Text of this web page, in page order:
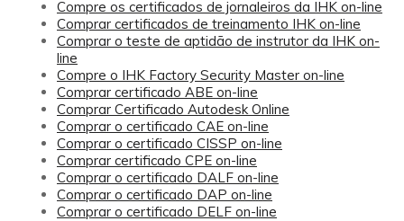
Compre os certificados de jornaleiros da IHK on-line
Comprar certificados de treinamento IHK on-line
Comprar o teste de aptidão de instrutor da IHK on-
line
Compre o IHK Factory Security Master on-line
Comprar certificado ABE on-line
Comprar Certificado Autodesk Online
Comprar o certificado CAE on-line
Comprar o certificado CISSP on-line
Comprar certificado CPE on-line
Comprar o certificado DALF on-line
Comprar o certificado DAP on-line
Comprar o certificado DELF on-line